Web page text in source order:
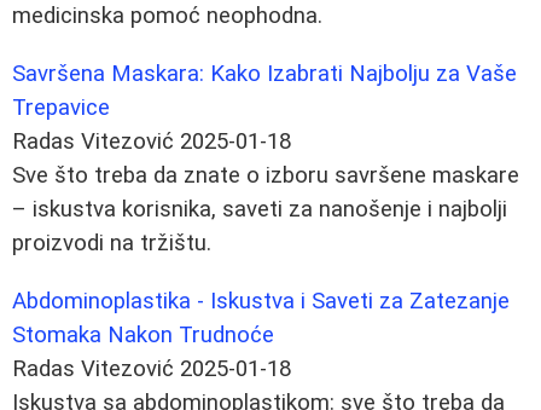
medicinska pomoć neophodna.
Savršena Maskara: Kako Izabrati Najbolju za Vaše
Trepavice
Radas Vitezović 2025-01-18
Sve što treba da znate o izboru savršene maskare
– iskustva korisnika, saveti za nanošenje i najbolji
proizvodi na tržištu.
Abdominoplastika - Iskustva i Saveti za Zatezanje
Stomaka Nakon Trudnoće
Radas Vitezović 2025-01-18
Iskustva sa abdominoplastikom: sve što treba da